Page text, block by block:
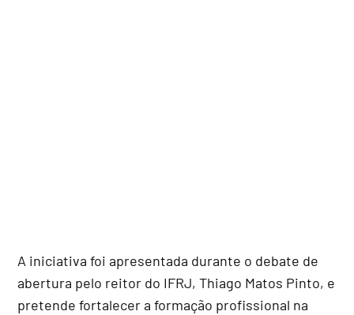
A iniciativa foi apresentada durante o debate de
abertura pelo reitor do IFRJ, Thiago Matos Pinto, e
pretende fortalecer a formação profissional na